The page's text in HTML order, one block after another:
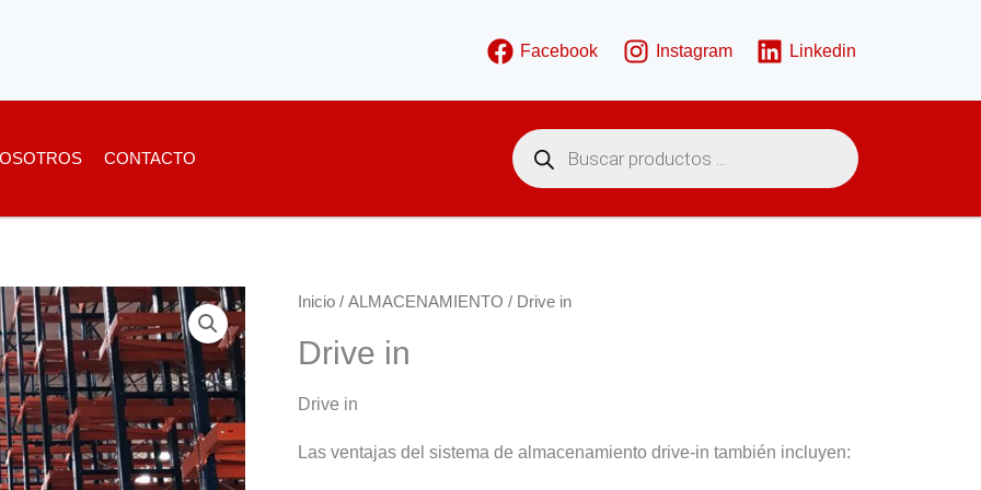
Facebook Instagram Linkedin
CONTACTO
B
ú
s
e
e
p
s
Inicio / ALMACENAMIENTO / Drive in
Drive in
Drive in
Las ventajas del sistema de almacenamiento drive-in también incluyen: